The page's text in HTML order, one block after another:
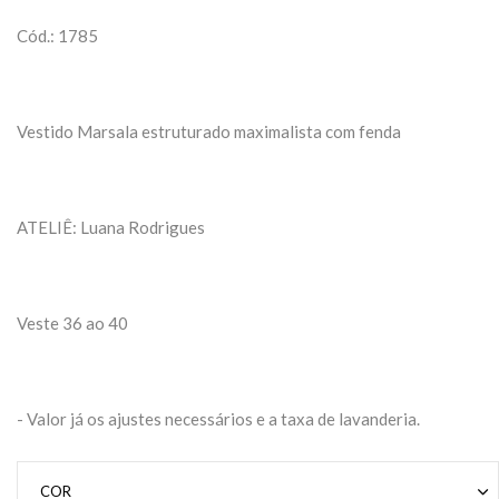
Cód.: 1785
Vestido Marsala estruturado maximalista com fenda
ATELIÊ: Luana Rodrigues
Veste 36 ao 40
- Valor já os ajustes necessários e a taxa de lavanderia.